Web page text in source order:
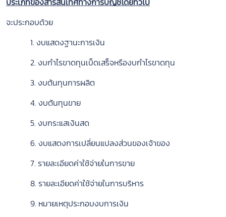
จะประกอบด้วย
1. งบแสดงฐานะการเงิน
2. งบกำไรขาดทุนเบ็ดเสร็จหรืองบกำไรขาดทุน
3. งบต้นทุนการผลิต
4. งบต้นทุนขาย
5. งบกระแสเงินสด
6. งบแสดงการเปลี่ยนแปลงส่วนของเจ้าของ
7. รายละเอียดค่าใช้จ่ายในการขาย
8. รายละเอียดค่าใช้จ่ายในการบริหาร
9. หมายเหตุประกอบงบการเงิน